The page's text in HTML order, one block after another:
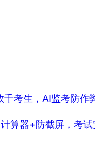
千考生，AI监考防作
算器+防截屏，考